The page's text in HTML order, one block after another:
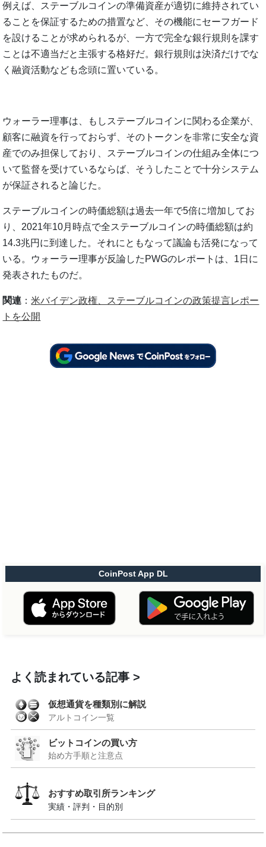
例えば、ステーブルコインの準備資産が適切に維持されてい
ることを保証するための措置など、その機能にセーフガード
を設けることが求められるが、一方で完全な銀行規則を課す
ことは不適当だと主張する格好だ。銀行規則は決済だけでな
く融資活動なども念頭に置いている。
ウォーラー理事は、もしステーブルコインに関わる企業が、
顧客に融資を行っておらず、そのトークンを非常に安全な資
産でのみ担保しており、ステーブルコインの仕組み全体につ
いて監督を受けているならば、そうしたことで十分システム
が保証されると論じた。
ステーブルコインの時価総額は過去一年で5倍に増加してお
り、2021年10月時点で全ステーブルコインの時価総額は約
14.3兆円に到達した。それにともなって議論も活発になって
いる。ウォーラー理事が反論したPWGのレポートは、1日に
発表されたものだ。
関連 ：米バイデン政権、ステーブルコインの政策提言レポー
トを公開
CoinPost App DL
よく読まれている記事
仮想通貨を種類別に解説
アルトコイン一覧
ビットコインの買い方
始め方手順と注意点
おすすめ取引所ランキング
実績・評判・目的別